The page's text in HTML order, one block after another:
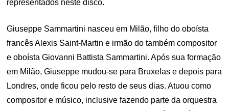
representados neste disco.
Giuseppe Sammartini nasceu em Milão, filho do oboísta
francês Alexis Saint-Martin e irmão do também compositor
e oboísta Giovanni Battista Sammartini. Após sua formação
em Milão, Giuseppe mudou-se para Bruxelas e depois para
Londres, onde ficou pelo resto de seus dias. Atuou como
compositor e músico, inclusive fazendo parte da orquestra